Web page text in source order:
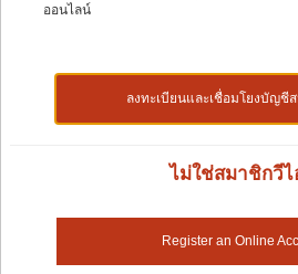
สัตว์เล็ก
Shop by:
การทำความสะอาดกรงและ
ออนไลน์
ลงทะเบียนและเชื่อมโยงบัญชี
ไม่ใช่สมาชิกวีไ
Register an Online